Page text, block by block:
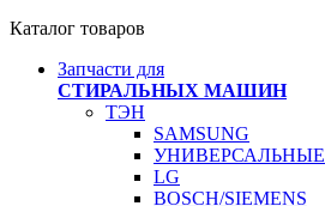
Каталог товаров
Запчасти для
СТИРАЛЬНЫХ МАШИН
ТЭН
SAMSUNG
УНИВЕРСАЛЬНЫЕ
LG
BOSCH/SIEMENS